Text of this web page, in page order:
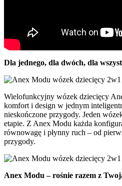
Dla jednego, dla dwóch, dla
Wielofunkcyjny wózek dziecięcy
komfort i design w jednym
nieskończone przygody. Jeden
etapie. Z Anex Modu każda
równowagę i płynny ruch – od
przygody.
Anex Modu – rośnie razem z